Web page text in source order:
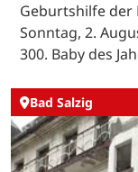
Geburtshilfe der
Sonntag, 2.
300. Baby des
Bad Salzig